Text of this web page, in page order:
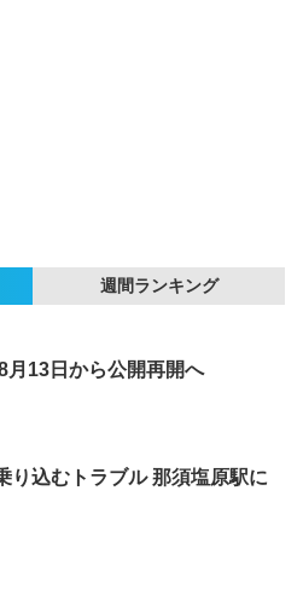
週間ランキング
月13日から公開再開へ
り込むトラブル 那須塩原駅に